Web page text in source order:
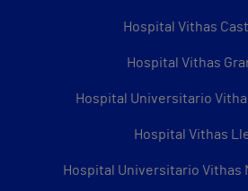
Hospital Vithas
Hospital Vithas
Hospital Universitario
Hospital Vithas
Hospital Universitario Vithas